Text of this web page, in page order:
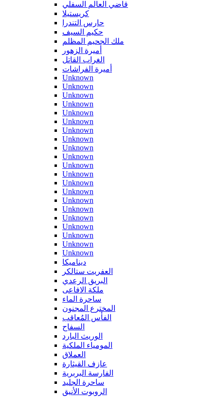
قاضي العالم السفلي
كريستيلا
حارس التندرا
حكيم السيف
ملك الجحيم المظلم
أميرة الزهور
الغراب القاتل
أميرة الفراشات
Unknown
Unknown
Unknown
Unknown
Unknown
Unknown
Unknown
Unknown
Unknown
Unknown
Unknown
Unknown
Unknown
Unknown
Unknown
Unknown
Unknown
Unknown
Unknown
Unknown
Unknown
ديناميكا
العفريت ستالكر
البريق الرعدي
ملكة الافاعى
ساحرة الماء
المخترع المجنون
الفأس المُعاقب
السفاح
الوريث البارد
المومياء الملكية
العملاق
عازف القيثارة
الفارسة البربرية
ساحرة الجليد
الروبوت الأنيق